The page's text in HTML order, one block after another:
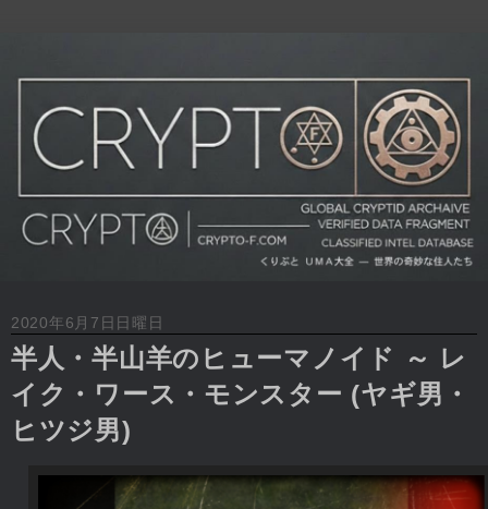
2020年6月7日日曜日
半人・半山羊のヒューマノイド ～ レ
イク・ワース・モンスター (ヤギ男・
ヒツジ男)